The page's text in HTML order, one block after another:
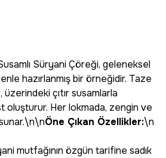
Süryani Çöreği, geleneksel
hazırlanmış bir örneğidir. Taze
çıtır susamlarla
oluşturur. Her lokmada, zengin ve
Öne Çıkan Özellikler:\n
mutfağının özgün tarifine sadık